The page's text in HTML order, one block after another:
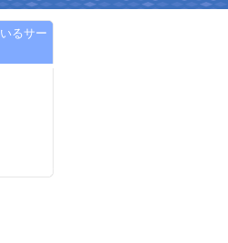
るサー